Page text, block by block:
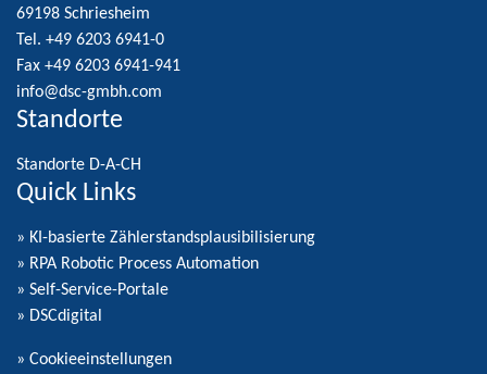
69198 Schriesheim
Tel. +49 6203 6941-0
Fax +49 6203 6941-941
info@dsc-gmbh.com
Standorte
Standorte D-A-CH
Quick Links
» KI-basierte Zählerstandsplausibilisierung
» RPA Robotic Process Automation
» Self-Service-Portale
» DSCdigital
» Cookieeinstellungen